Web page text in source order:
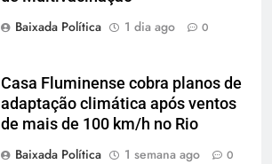
Baixada Política
1 dia ago 0
Casa Fluminense cobra planos de
adaptação climática após ventos
de mais de 100 km/h no Rio
Baixada Política
1 semana ago 0